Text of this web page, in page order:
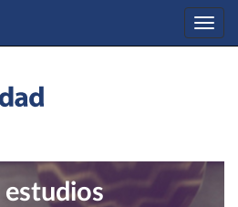
estudios